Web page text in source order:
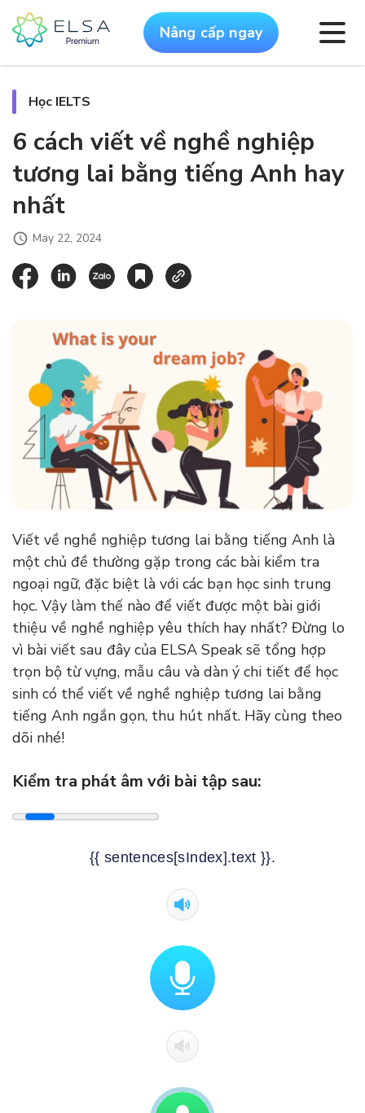
Nâng cấp ngay
Học IELTS
6 cách viết về nghề nghiệp
tương lai bằng tiếng Anh hay
nhất
May 22, 2024
Viết về nghề nghiệp tương lai bằng tiếng Anh là
một chủ đề thường gặp trong các bài kiểm tra
ngoại ngữ, đặc biệt là với các bạn học sinh trung
học. Vậy làm thế nào để viết được một bài giới
thiệu về nghề nghiệp yêu thích hay nhất? Đừng lo
vì bài viết sau đây của ELSA Speak sẽ tổng hợp
trọn bộ từ vựng, mẫu câu và dàn ý chi tiết để học
sinh có thể viết về nghề nghiệp tương lai bằng
tiếng Anh ngắn gọn, thu hút nhất. Hãy cùng theo
dõi nhé!
Kiểm tra phát âm với bài tập sau:
{{ sentences[sIndex].text }}.